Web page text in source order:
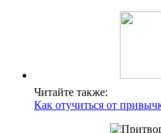
Читайте также:
Как отучиться от